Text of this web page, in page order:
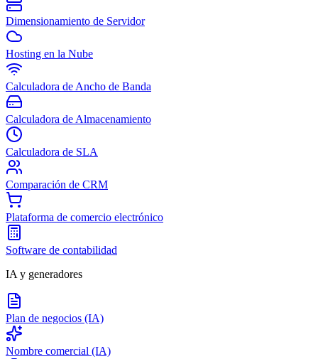
Dimensionamiento de Servidor
Hosting en la Nube
Calculadora de Ancho de Banda
Calculadora de Almacenamiento
Calculadora de SLA
Comparación de CRM
Plataforma de comercio electrónico
Software de contabilidad
IA y generadores
Plan de negocios (IA)
Nombre comercial (IA)